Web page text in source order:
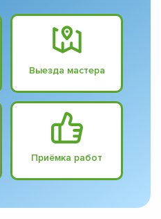
Выезда мастера
Приёмка работ